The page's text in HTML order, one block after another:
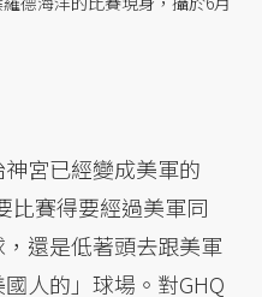
宮已經變成美軍的
比賽得要經過美軍同
還是低著頭去跟美軍
人的」球場。對GHQ